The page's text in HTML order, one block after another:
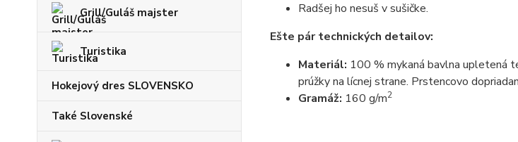
Grill/Guláš majster
Turistika
Hokejový dres SLOVENSKO
Také Slovenské
Radšej ho nesuš v sušičke.
Ešte pár technických detailov:
Materiál: 100 % mykaná bavlna upletená
prúžky na lícnej strane. Prstencovo
Gramáž: 160 g/m2